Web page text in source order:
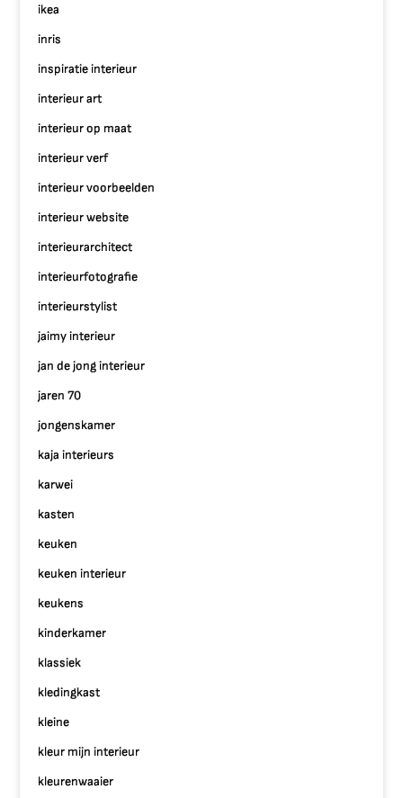
ikea
inris
inspiratie interieur
interieur art
interieur op maat
interieur verf
interieur voorbeelden
interieur website
interieurarchitect
interieurfotografie
interieurstylist
jaimy interieur
jan de jong interieur
jaren 70
jongenskamer
kaja interieurs
karwei
kasten
keuken
keuken interieur
keukens
kinderkamer
klassiek
kledingkast
kleine
kleur mijn interieur
kleurenwaaier